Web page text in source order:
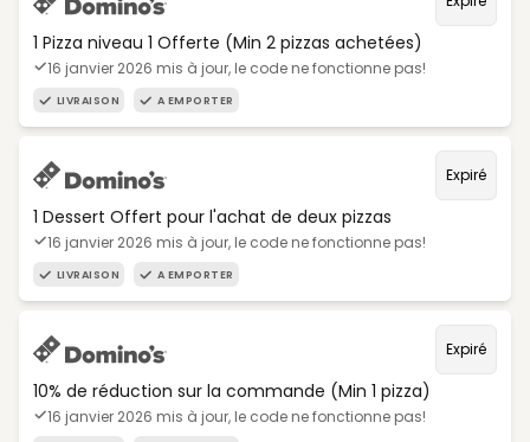
1 Pizza niveau 1 Offerte (Min 2 pizzas achetées)
16 janvier 2026 mis à jour, le code ne fonctionne pas!
LIVRAISON A EMPORTER
Expiré
1 Dessert Offert pour l'achat de deux pizzas
16 janvier 2026 mis à jour, le code ne fonctionne pas!
LIVRAISON A EMPORTER
Expiré
10% de réduction sur la commande (Min 1 pizza)
16 janvier 2026 mis à jour, le code ne fonctionne pas!